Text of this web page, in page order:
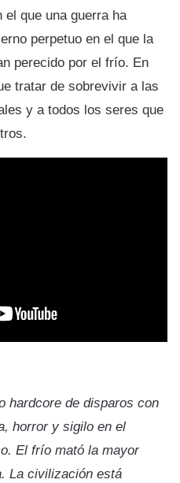
el que una guerra ha
perpetuo en el que la
perecido por el frío. En
tratar de sobrevivir a las
y a todos los seres que
hardcore de disparos con
horror y sigilo en el
El frío mató la mayor
La civilización está